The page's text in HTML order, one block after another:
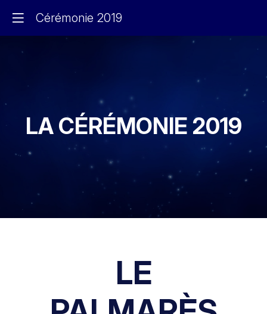
Cérémonie 2019
LA CÉRÉMONIE 2019
LE